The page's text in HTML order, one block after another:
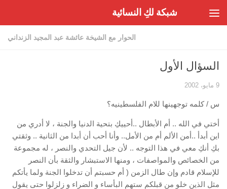
شبكة لكِ النسائية
الحوار مع الشيخة عائشة عبد المجيد الزنداني
السؤال الأول
9 مايو، 2002
س / كلمه توجهينها للام الفلسطينيه؟
أختي في الله .. أم الأبطال ..أحييكِ بتحية الدنيا والجنة ، لا أدري من
اين أبدأ ..أمن الألم أم من الأمل.. وأنا أحب أن أبدا من الثانية .. وثقتي
بكِ أنكِ معي في هذا التوجه .. لأن جيل التحدي والنصر ، له مجموعة
من الخصائص والمواصفات ، ومنها الاستبشار والثقة بأن النصر
للإسلام قادم وإن طال الزمن ( أم حسبتم أن تدخلوا الجنة ولما يأتكم
مثل الذين خلو من قبلكم ستهم البأساء و الضراء و زلزلوا حتى يقول